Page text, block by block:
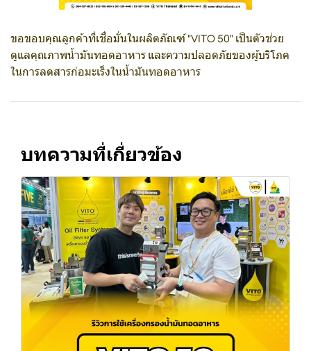
ขอขอบคุณลูกค้าที่เชื่อมั่นในผลิตภัณฑ์ "VITO 50" เป็นตัวช่วย
ดูแลคุณภาพน้ำมันทอดอาหาร และความปลอดภัยของผู้บริโภค
ในการลดสารก่อมะเร็งในน้ำมันทอดอาหาร
บทความที่เกี่ยวข้อง